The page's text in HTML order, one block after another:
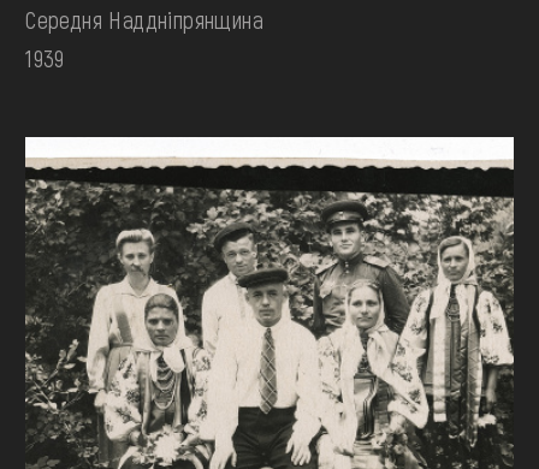
Середня Наддніпрянщина
1939